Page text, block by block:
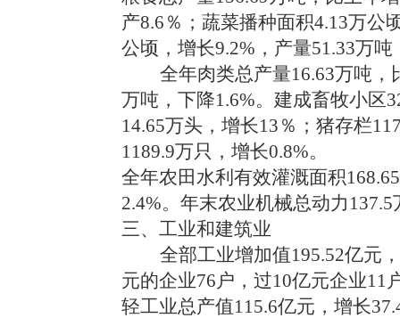
产8.6％；蔬菜播种面积4.13万公
公顷，增长9.2%，产量51.33万吨
全年肉类总产量16.63万吨，
万吨，下降1.6%。 建成畜牧小区
14.65万头 ，增长13％；猪存栏
1189.9万只，增长0.8%。
全年农田水利有效灌溉面积
2.4%。年末农业机械总动力
三、工业和建筑业
全部工业增加值195.52亿元
元的企业76户，过10亿元企业11
轻工业总产值115.6亿元，增长